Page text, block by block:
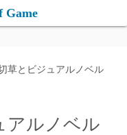
Game
草とビジュアルノベル
アルノベル